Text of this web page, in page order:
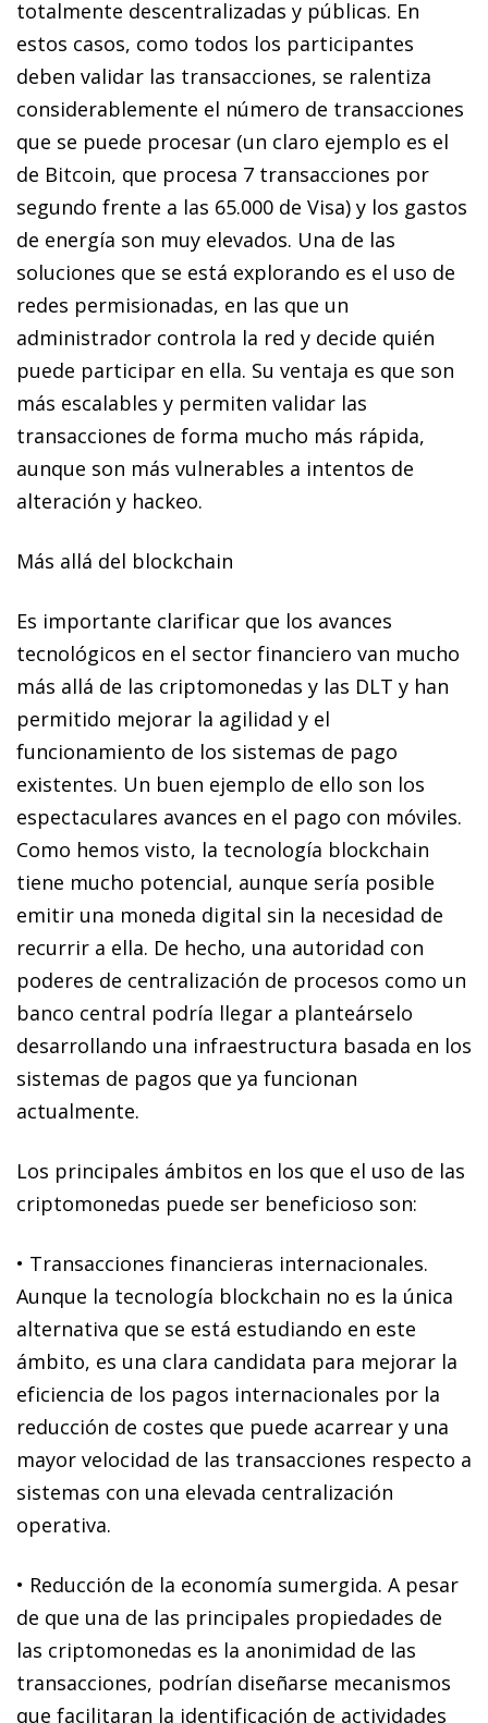
totalmente descentralizadas y públicas. En
estos casos, como todos los participantes
deben validar las transacciones, se ralentiza
considerablemente el número de transacciones
que se puede procesar (un claro ejemplo es el
de Bitcoin, que procesa 7 transacciones por
segundo frente a las 65.000 de Visa) y los gastos
de energía son muy elevados. Una de las
soluciones que se está explorando es el uso de
redes permisionadas, en las que un
administrador controla la red y decide quién
puede participar en ella. Su ventaja es que son
más escalables y permiten validar las
transacciones de forma mucho más rápida,
aunque son más vulnerables a intentos de
alteración y hackeo.
Más allá del blockchain
Es importante clarificar que los avances
tecnológicos en el sector financiero van mucho
más allá de las criptomonedas y las DLT y han
permitido mejorar la agilidad y el
funcionamiento de los sistemas de pago
existentes. Un buen ejemplo de ello son los
espectaculares avances en el pago con móviles.
Como hemos visto, la tecnología blockchain
tiene mucho potencial, aunque sería posible
emitir una moneda digital sin la necesidad de
recurrir a ella. De hecho, una autoridad con
poderes de centralización de procesos como un
banco central podría llegar a planteárselo
desarrollando una infraestructura basada en los
sistemas de pagos que ya funcionan
actualmente.
Los principales ámbitos en los que el uso de las
criptomonedas puede ser beneficioso son:
• Transacciones financieras internacionales.
Aunque la tecnología blockchain no es la única
alternativa que se está estudiando en este
ámbito, es una clara candidata para mejorar la
eficiencia de los pagos internacionales por la
reducción de costes que puede acarrear y una
mayor velocidad de las transacciones respecto a
sistemas con una elevada centralización
operativa.
• Reducción de la economía sumergida. A pesar
de que una de las principales propiedades de
las criptomonedas es la anonimidad de las
transacciones, podrían diseñarse mecanismos
que facilitaran la identificación de actividades